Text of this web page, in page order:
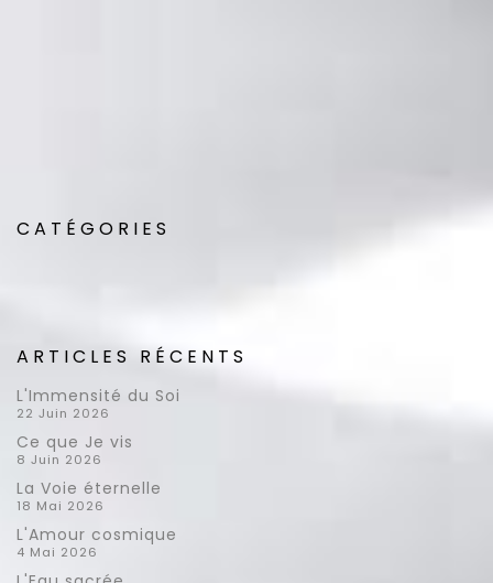
CATÉGORIES
ARTICLES RÉCENTS
L'Immensité du Soi
22 Juin 2026
Ce que Je vis
8 Juin 2026
La Voie éternelle
18 Mai 2026
L'Amour cosmique
4 Mai 2026